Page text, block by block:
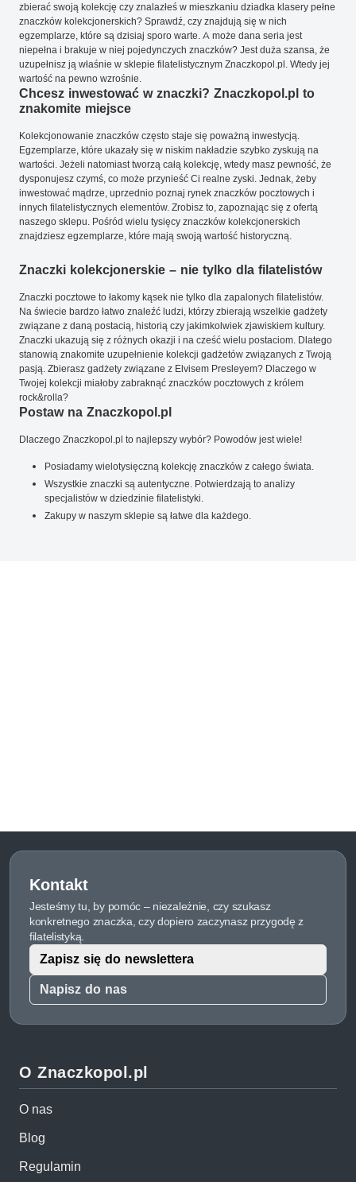
zbierać swoją kolekcję czy znalazłeś w mieszkaniu dziadka klasery pełne
znaczków kolekcjonerskich? Sprawdź, czy znajdują się w nich
egzemplarze, które są dzisiaj sporo warte. A może dana seria jest
niepełna i brakuje w niej pojedynczych znaczków? Jest duża szansa, że
uzupełnisz ją właśnie w sklepie filatelistycznym Znaczkopol.pl. Wtedy jej
wartość na pewno wzrośnie.
Chcesz inwestować w znaczki? Znaczkopol.pl to
znakomite miejsce
Kolekcjonowanie znaczków często staje się poważną inwestycją.
Egzemplarze, które ukazały się w niskim nakładzie szybko zyskują na
wartości. Jeżeli natomiast tworzą całą kolekcję, wtedy masz pewność, że
dysponujesz czymś, co może przynieść Ci realne zyski. Jednak, żeby
inwestować mądrze, uprzednio poznaj rynek znaczków pocztowych i
innych filatelistycznych elementów. Zrobisz to, zapoznając się z ofertą
naszego sklepu. Pośród wielu tysięcy znaczków kolekcjonerskich
znajdziesz egzemplarze, które mają swoją wartość historyczną.
Znaczki kolekcjonerskie – nie tylko dla filatelistów
Znaczki pocztowe to łakomy kąsek nie tylko dla zapalonych filatelistów.
Na świecie bardzo łatwo znaleźć ludzi, którzy zbierają wszelkie gadżety
związane z daną postacią, historią czy jakimkolwiek zjawiskiem kultury.
Znaczki ukazują się z różnych okazji i na cześć wielu postaciom. Dlatego
stanowią znakomite uzupełnienie kolekcji gadżetów związanych z Twoją
pasją. Zbierasz gadżety związane z Elvisem Presleyem? Dlaczego w
Twojej kolekcji miałoby zabraknąć znaczków pocztowych z królem
rock&rolla?
Postaw na Znaczkopol.pl
Dlaczego Znaczkopol.pl to najlepszy wybór? Powodów jest wiele!
Posiadamy wielotysięczną kolekcję znaczków z całego świata.
Wszystkie znaczki są autentyczne. Potwierdzają to analizy
specjalistów w dziedzinie filatelistyki.
Zakupy w naszym sklepie są łatwe dla każdego.
Kontakt
Jesteśmy tu, by pomóc – niezależnie, czy szukasz
konkretnego znaczka, czy dopiero zaczynasz przygodę z
filatelistyką.
Napisz do nas
Zapisz się do newslettera
O Znaczkopol.pl
O nas
Blog
Regulamin